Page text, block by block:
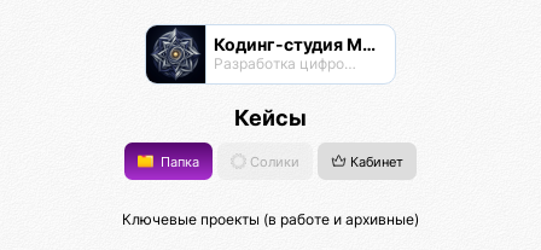
Кодинг-студия Магнатор
Разработка цифровых продуктов
Кейсы
Папка Солики Кабинет
Ключевые проекты (в работе и архивные)